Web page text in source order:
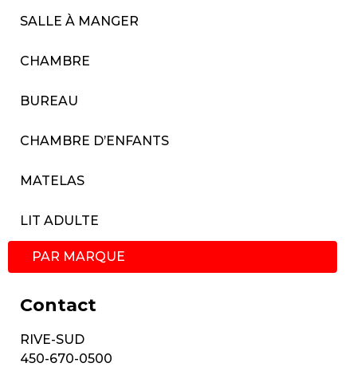
SALLE À MANGER
CHAMBRE
BUREAU
CHAMBRE D’ENFANTS
MATELAS
LIT ADULTE
PAR MARQUE
Contact
RIVE-SUD
450-670-0500